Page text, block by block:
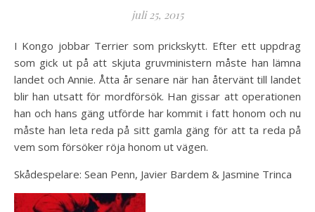
juli 25, 2015
I Kongo jobbar Terrier som prickskytt. Efter ett uppdrag
som gick ut på att skjuta gruvministern måste han lämna
landet och Annie. Åtta år senare när han återvänt till landet
blir han utsatt för mordförsök. Han gissar att operationen
han och hans gäng utförde har kommit i fatt honom och nu
måste han leta reda på sitt gamla gäng för att ta reda på
vem som försöker röja honom ut vägen.
Skådespelare: Sean Penn, Javier Bardem & Jasmine Trinca